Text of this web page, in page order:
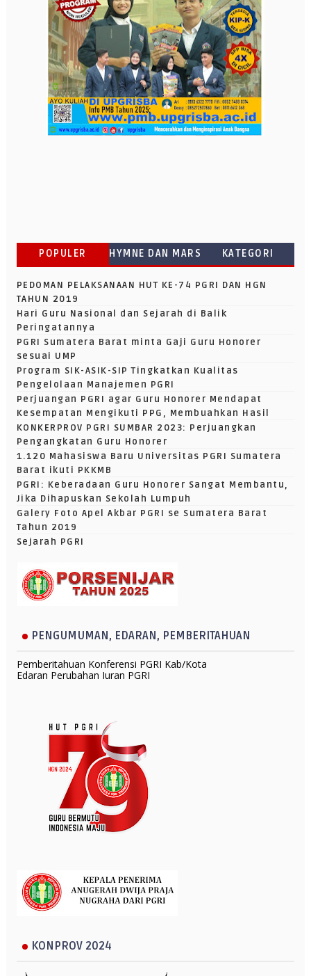
POPULER HYMNE DAN MARS KATEGORI
PEDOMAN PELAKSANAAN HUT KE-74 PGRI DAN HGN
TAHUN 2019
Hari Guru Nasional dan Sejarah di Balik
Peringatannya
PGRI Sumatera Barat minta Gaji Guru Honorer
sesuai UMP
Program SIK-ASIK-SIP Tingkatkan Kualitas
Pengelolaan Manajemen PGRI
Perjuangan PGRI agar Guru Honorer Mendapat
Kesempatan Mengikuti PPG, Membuahkan Hasil
KONKERPROV PGRI SUMBAR 2023: Perjuangkan
Pengangkatan Guru Honorer
1.120 Mahasiswa Baru Universitas PGRI Sumatera
Barat ikuti PKKMB
PGRI: Keberadaan Guru Honorer Sangat Membantu,
Jika Dihapuskan Sekolah Lumpuh
Galery Foto Apel Akbar PGRI se Sumatera Barat
Tahun 2019
Sejarah PGRI
PENGUMUMAN, EDARAN, PEMBERITAHUAN
Pemberitahuan Konferensi PGRI Kab/Kota
Edaran Perubahan Iuran PGRI
KONPROV 2024